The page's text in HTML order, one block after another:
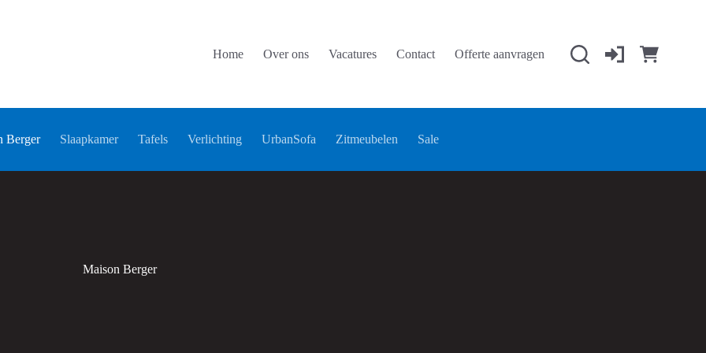
Home Over ons Vacatures Contact Offerte aanvragen
Berger Slaapkamer Tafels Verlichting UrbanSofa Zitmeubelen Sale
Maison Berger